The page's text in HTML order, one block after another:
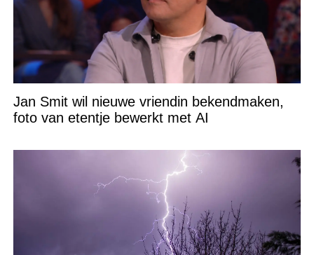
Jan Smit wil nieuwe vriendin bekendmaken,
foto van etentje bewerkt met AI